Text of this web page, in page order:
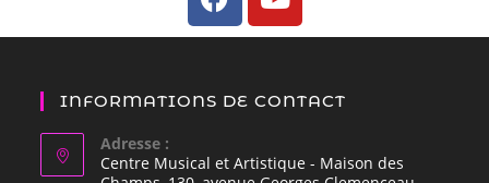
INFORMATIONS DE CONTACT
Adresse :
Centre Musical et Artistique - Maison des